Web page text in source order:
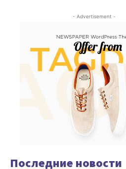
- Advertisement -
Последние новости